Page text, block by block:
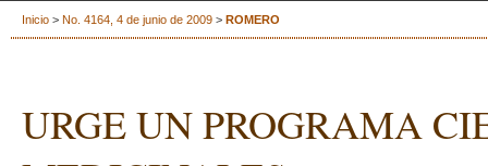
Inicio > No. 4164, 4 de junio de 2009 > ROMERO
URGE UN PROGRAMA